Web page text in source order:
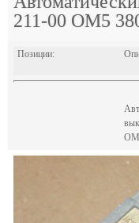
211-00 ОМ5
Позиции: